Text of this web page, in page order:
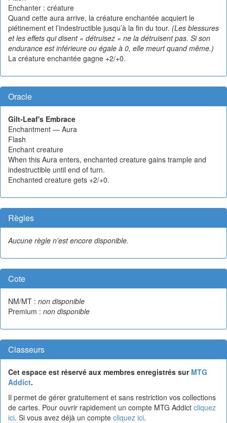
Enchanter : créature
Quand cette aura arrive, la créature enchantée acquiert le
piétinement et l’indestructible jusqu’à la fin du tour. (Les blessures
et les effets qui disent « détruisez » ne la détruisent pas. Si son
endurance est inférieure ou égale à 0, elle meurt quand même.)
La créature enchantée gagne +2/+0.
Oracle
Gilt-Leaf's Embrace
Enchantment — Aura
Flash
Enchant creature
When this Aura enters, enchanted creature gains trample and
indestructible until end of turn.
Enchanted creature gets +2/+0.
Règles
Aucune règle n'est encore disponible.
Cote
NM/MT : non disponible
Premium : non disponible
Classeurs
Cet espace est réservé aux membres enregistrés sur MTG
Addict.
Il permet de gérer gratuitement et sans restriction vos collections
de cartes. Pour ouvrir rapidement un compte MTG Addict cliquez
ici. Si vous avez déjà un compte cliquez ici.